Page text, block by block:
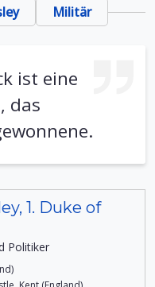
Militär
ist eine
das
1. Duke of
Politiker